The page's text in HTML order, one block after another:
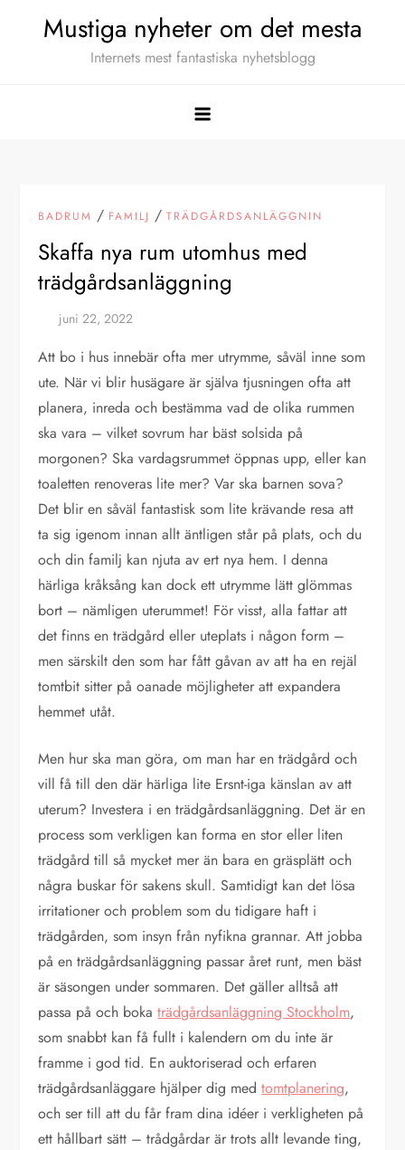
Mustiga nyheter om det mesta
Internets mest fantastiska nyhetsblogg
BADRUM / FAMILJ /TRÄDGÅRDSANLÄGGNIN
Skaffa nya rum utomhus med
trädgårdsanläggning
Att bo i hus innebär ofta mer utrymme, såväl inne som
ute. När vi blir husägare är själva tjusningen ofta att
planera, inreda och bestämma vad de olika rummen
ska vara – vilket sovrum har bäst solsida på
morgonen? Ska vardagsrummet öppnas upp, eller kan
toaletten renoveras lite mer? Var ska barnen sova?
Det blir en såväl fantastisk som lite krävande resa att
ta sig igenom innan allt äntligen står på plats, och du
och din familj kan njuta av ert nya hem. I denna
härliga kråksång kan dock ett utrymme lätt glömmas
bort – nämligen uterummet! För visst, alla fattar att
det finns en trädgård eller uteplats i någon form –
men särskilt den som har fått gåvan av att ha en rejäl
tomtbit sitter på oanade möjligheter att expandera
hemmet utåt.
Men hur ska man göra, om man har en trädgård och
vill få till den där härliga lite Ersnt-iga känslan av att
uterum? Investera i en trädgårdsanläggning. Det är en
process som verkligen kan forma en stor eller liten
trädgård till så mycket mer än bara en gräsplätt och
några buskar för sakens skull. Samtidigt kan det lösa
irritationer och problem som du tidigare haft i
trädgården, som insyn från nyfikna grannar. Att jobba
på en trädgårdsanläggning passar året runt, men bäst
är säsongen under sommaren. Det gäller alltså att
passa på och bokaträdgårdsanläggning Stockholm,
som snabbt kan få fullt i kalendern om du inte är
framme i god tid. En auktoriserad och erfaren
trädgårdsanläggare hjälper dig medtomtplanering,
och ser till att du får fram dina idéer i verkligheten på
ett hållbart sätt – trådgårdar är trots allt levande ting,